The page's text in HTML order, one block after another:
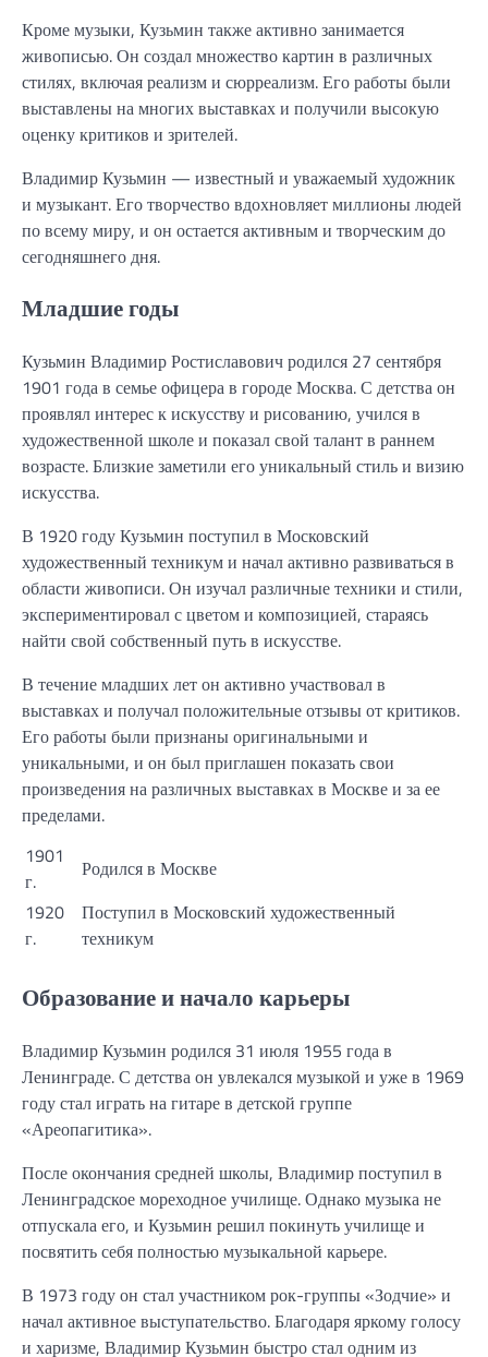
Кроме музыки, Кузьмин также активно занимается
живописью. Он создал множество картин в различных
стилях, включая реализм и сюрреализм. Его работы были
выставлены на многих выставках и получили высокую
оценку критиков и зрителей.
Владимир Кузьмин — известный и уважаемый художник
и музыкант. Его творчество вдохновляет миллионы людей
по всему миру, и он остается активным и творческим до
сегодняшнего дня.
Младшие годы
Кузьмин Владимир Ростиславович родился 27 сентября
1901 года в семье офицера в городе Москва. С детства он
проявлял интерес к искусству и рисованию, учился в
художественной школе и показал свой талант в раннем
возрасте. Близкие заметили его уникальный стиль и визию
искусства.
В 1920 году Кузьмин поступил в Московский
художественный техникум и начал активно развиваться в
области живописи. Он изучал различные техники и стили,
экспериментировал с цветом и композицией, стараясь
найти свой собственный путь в искусстве.
В течение младших лет он активно участвовал в
выставках и получал положительные отзывы от критиков.
Его работы были признаны оригинальными и
уникальными, и он был приглашен показать свои
произведения на различных выставках в Москве и за ее
пределами.
1901
г.
Родился в Москве
1920
г.
Поступил в Московский художественный
техникум
Образование и начало карьеры
Владимир Кузьмин родился 31 июля 1955 года в
Ленинграде. С детства он увлекался музыкой и уже в 1969
году стал играть на гитаре в детской группе
«Ареопагитика».
После окончания средней школы, Владимир поступил в
Ленинградское мореходное училище. Однако музыка не
отпускала его, и Кузьмин решил покинуть училище и
посвятить себя полностью музыкальной карьере.
В 1973 году он стал участником рок-группы «Зодчие» и
начал активное выступательство. Благодаря яркому голосу
и харизме, Владимир Кузьмин быстро стал одним из